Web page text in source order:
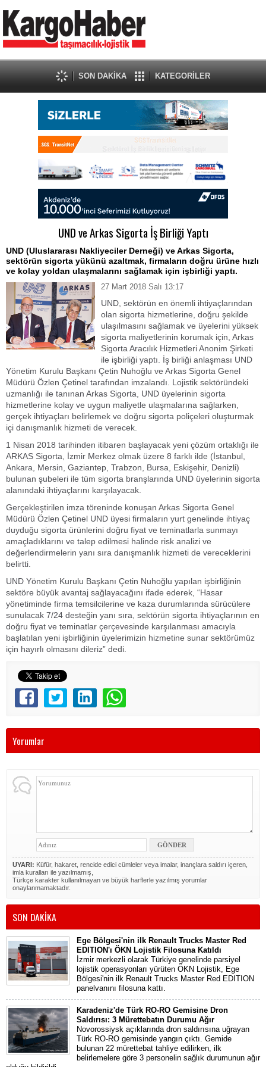
SON DAKİKA KATEGORİLER
UND ve Arkas Sigorta İş Birliği Yaptı
UND (Uluslararası Nakliyeciler Derneği) ve Arkas Sigorta,
sektörün sigorta yükünü azaltmak, firmaların doğru ürüne hızlı
ve kolay yoldan ulaşmalarını sağlamak için işbirliği yaptı.
27 Mart 2018 Salı 13:17
UND, sektörün en önemli ihtiyaçlarından
olan sigorta hizmetlerine, doğru şekilde
ulaşılmasını sağlamak ve üyelerini yüksek
sigorta maliyetlerinin korumak için, Arkas
Sigorta Aracılık Hizmetleri Anonim Şirketi
ile işbirliği yaptı. İş birliği anlaşması UND
Yönetim Kurulu Başkanı Çetin Nuhoğlu ve Arkas Sigorta Genel
Müdürü Özlen Çetinel tarafından imzalandı. Lojistik sektöründeki
uzmanlığı ile tanınan Arkas Sigorta, UND üyelerinin sigorta
hizmetlerine kolay ve uygun maliyetle ulaşmalarına sağlarken,
gerçek ihtiyaçları belirlemek ve doğru sigorta poliçeleri oluşturmak
içi danışmanlık hizmeti de verecek.
1 Nisan 2018 tarihinden itibaren başlayacak yeni çözüm ortaklığı ile
ARKAS Sigorta, İzmir Merkez olmak üzere 8 farklı ilde (İstanbul,
Ankara, Mersin, Gaziantep, Trabzon, Bursa, Eskişehir, Denizli)
bulunan şubeleri ile tüm sigorta branşlarında UND üyelerinin sigorta
alanındaki ihtiyaçlarını karşılayacak.
Gerçekleştirilen imza töreninde konuşan Arkas Sigorta Genel
Müdürü Özlen Çetinel UND üyesi firmaların yurt genelinde ihtiyaç
duyduğu sigorta ürünlerini doğru fiyat ve teminatlarla sunmayı
amaçladıklarını ve talep edilmesi halinde risk analizi ve
değerlendirmelerin yanı sıra danışmanlık hizmeti de vereceklerini
belirtti.
UND Yönetim Kurulu Başkanı Çetin Nuhoğlu yapılan işbirliğinin
sektöre büyük avantaj sağlayacağını ifade ederek, “Hasar
yönetiminde firma temsilcilerine ve kaza durumlarında sürücülere
sunulacak 7/24 desteğin yanı sıra, sektörün sigorta ihtiyaçlarının en
doğru fiyat ve teminatlar çerçevesinde karşılanması amacıyla
başlatılan yeni işbirliğinin üyelerimizin hizmetine sunar sektörümüz
için hayırlı olmasını dileriz” dedi.
Yorumlar
UYARI: Küfür, hakaret, rencide edici cümleler veya imalar, inançlara saldırı içeren,
imla kuralları ile yazılmamış,
Türkçe karakter kullanılmayan ve büyük harflerle yazılmış yorumlar
onaylanmamaktadır.
SON DAKİKA
Ege Bölgesi'nin ilk Renault Trucks Master Red
EDITION'ı ÖKN Lojistik Filosuna Katıldı
İzmir merkezli olarak Türkiye genelinde parsiyel
lojistik operasyonları yürüten ÖKN Lojistik, Ege
Bölgesi'nin ilk Renault Trucks Master Red EDITION
panelvanını filosuna kattı.
Karadeniz'de Türk RO-RO Gemisine Dron
Saldırısı: 3 Mürettebatın Durumu Ağır
Novorossiysk açıklarında dron saldırısına uğrayan
Türk RO-RO gemisinde yangın çıktı. Gemide
bulunan 22 mürettebat tahliye edilirken, ilk
belirlemelere göre 3 personelin sağlık durumunun ağır